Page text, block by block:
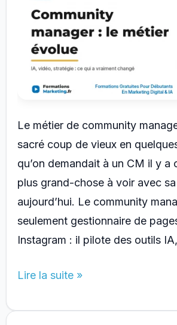
Twitter/X
Le métier de community
sacré coup de vieux en
qu’on demandait à un CM il y a
plus grand-chose à voir avec
aujourd’hui. Le community
seulement gestionnaire de
Instagram : il pilote des outils IA,
Community
:
Lire la suite »